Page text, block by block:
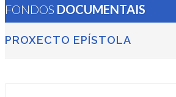
FONDOS DOCUMENTAIS
PROXECTO EPÍSTOLA